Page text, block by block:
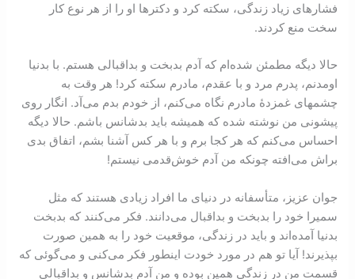
فشار‌های زياد زندگی، سکته كرد و دکتر‌ها او را از هر نوع كار
سخت منع كردند.
حالا ديگه مطمئن شده‌ام كه آدم بد‌بخت و بد‌اقبالی هستم. با بدنيا
اومدنم، پدرم مرد و با عقدم، مادرم سكته كرد! هر وقت به
چشمهای غمزدۀ مادرم نگاه می‌‌کنم، از خودم بدم می‌‌آد. انگار روی
پيشونی من نوشته‏ شده كه هميشه بايد بد‌شانس باشم. حالا ديگه
احساس می‌كنم که هر كجا برم و با هر کس آشنا بشم، اتفاق بدی
براش می‌افته چونکه من آدم خوش‌قدمی نيستم‌!
جوان عزيز، متأسفانه در دنيای ما افراد زيادی هستند كه مثل
سميرا خود را بد‌‌‌بخت و بد‌‌‌اقبال می‌‌دانند. فکر می‌‌کنند که بد‌‌‌بخت
بدنيا آمده‌‌اند و بايد در زندگی، موقعيت خود را به همين صورت
بپذيرند! آيا تو هم در مورد خودت اينطور فکر می‌‌‌کنی و می‌‌گوئی که
قسمت من در زندگی همين بوده و من آدم بد‌شانس و بد‌اقبالی